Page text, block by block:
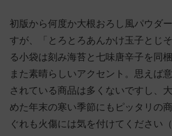
初版から何度か大根おろし風パウダ
すが、「とろとろあんかけ玉子とじ
る小袋は刻み海苔と七味唐辛子を同
また素晴らしいアクセント。思えば
されている商品は多くないですし、
めた年末の寒い季節にもピッタリの
ぐれも火傷には気を付けてください